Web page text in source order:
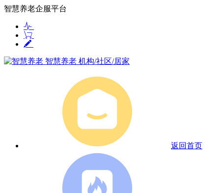
智慧养老企服平台
智慧养老 机构/社区/居家
返回首页